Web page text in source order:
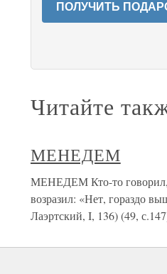
ПОЛУЧИТЬ
Читайте
МЕНЕДЕМ
МЕНЕДЕМ Кто-то говорил,
возразил: «Нет, гораздо
Лаэртский, I, 136) (49,